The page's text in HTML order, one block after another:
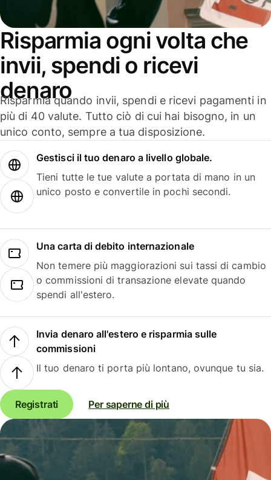
Risparmia ogni volta che
invii, spendi o ricevi
denaro
Risparmia quando invii, spendi e ricevi pagamenti in
più di 40 valute. Tutto ciò di cui hai bisogno, in un
unico conto, sempre a tua disposizione.
Gestisci il tuo denaro a livello globale.
Tieni tutte le tue valute a portata di mano in un
unico posto e convertile in pochi secondi.
Una carta di debito internazionale
Non temere più maggiorazioni sui tassi di cambio
o commissioni di transazione elevate quando
spendi all'estero.
Invia denaro all'estero e risparmia sulle
commissioni
Il tuo denaro ti porta più lontano, ovunque tu sia.
Registrati Per saperne di più